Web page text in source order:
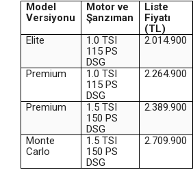
Model
Versiyonu
Motor ve
Şanzıman
Liste
Fiyatı
(TL)
Elite
1.0 TSI
115 PS
DSG
2.014.900
Premium
1.0 TSI
115 PS
DSG
2.264.900
Premium
1.5 TSI
150 PS
DSG
2.389.900
Monte
Carlo
1.5 TSI
150 PS
DSG
2.709.900